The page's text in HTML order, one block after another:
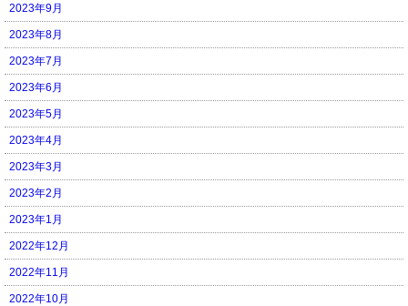
2023年9月
2023年8月
2023年7月
2023年6月
2023年5月
2023年4月
2023年3月
2023年2月
2023年1月
2022年12月
2022年11月
2022年10月